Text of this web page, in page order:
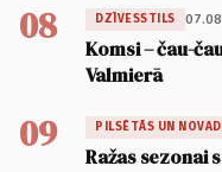
08 DZĪVESSTILS
Komsi – čau-
Valmierā
09 PILSĒTĀS UN
Ražas sezonai